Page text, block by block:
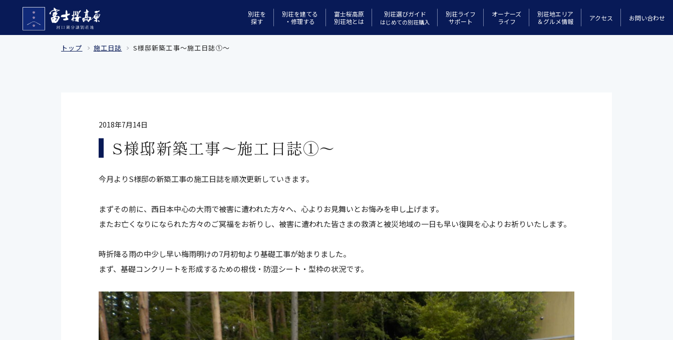
別荘を
探す
別荘を建てる
・修理する
富士桜高原
別荘地とは
別荘選びガイド
はじめての別荘購入
別荘ライフ
サポート
オーナーズ
ライフ
別荘地エリア
＆グルメ情報
アクセス お問い合わせ
トップ 施工日誌 S様邸新築工事～施工日誌①～
2018年7月14日
S様邸新築工事～施工日誌①～
今月よりS様邸の新築工事の施工日誌を順次更新していきます。
まずその前に、西日本中心の大雨で被害に遭われた方々へ、心よりお見舞いとお悔みを申し上げます。
またお亡くなりになられた方々のご冥福をお祈りし、被害に遭われた皆さまの救済と被災地域の一日も早い復興を心よりお祈りいたします。
時折降る雨の中少し早い梅雨明けの7月初旬より基礎工事が始まりました。
まず、基礎コンクリートを形成するための根伐・防湿シート・型枠の状況です。